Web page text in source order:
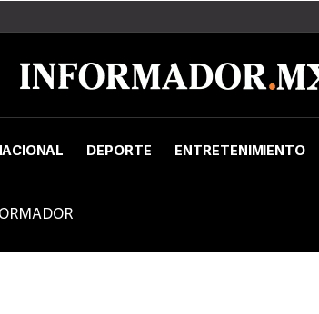
DEPORTE ENTRETENIMIENTO